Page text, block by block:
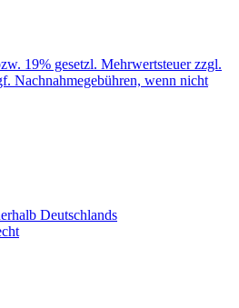
19% gesetzl. Mehrwertsteuer zzgl.
Nachnahmegebühren, wenn nicht
Deutschlands